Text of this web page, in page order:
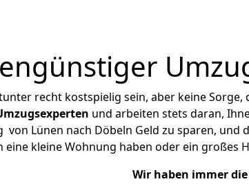
recht kostspielig sein, aber keine Sorge,
und arbeiten stets daran,
von Lünen nach Döbeln Geld zu sparen, und
eine kleine Wohnung haben oder ein großes
Wir haben immer